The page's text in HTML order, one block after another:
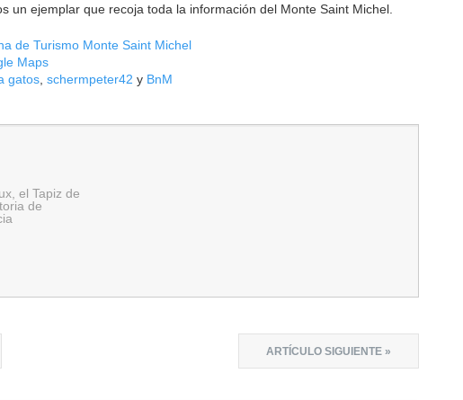
un ejemplar que recoja toda la información del Monte Saint Michel.
de Turismo Monte Saint Michel
Maps
gatos, schermpeter42 y BnM
el Tapiz de
de
ARTÍCULO SIGUIENTE »